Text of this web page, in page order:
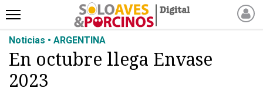
INICIO
NOTICIAS RECIENTES
NOTICIAS
Noticias • ARGENTINA
En octubre llega Envase
2023